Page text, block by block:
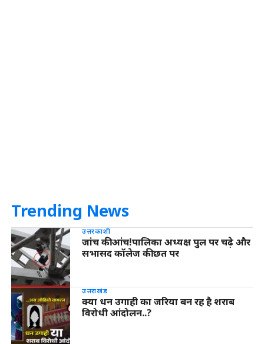
Trending News
उत्तरकाशी
जांच की आंच!पालिका अध्यक्ष पुल पर चढ़े और
सभासद कॉलेज की छत पर
उत्तराखंड
क्या धन उगाही का जरिया बन रह है शराब
विरोधी आंदोलन..?